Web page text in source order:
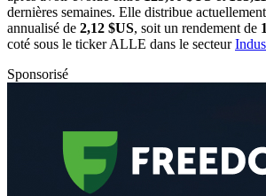
dernières semaines. Elle distribue
annualisé de 2,12 $US, soit un rendement de
coté sous le tickerALLE dans le secteur
Sponsorisé